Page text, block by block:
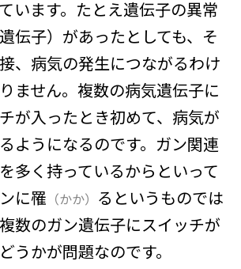
います。たとえ遺伝子の異常
遺伝子）があったとしても、そ
、病気の発生につながるわけ
ません。複数の病気遺伝子に
が入ったとき初めて、病気が
ようになるのです。ガン関連
多く持っているからといって
に罹 （かか） るというものでは
数のガン遺伝子にスイッチが
うかが問題なのです。